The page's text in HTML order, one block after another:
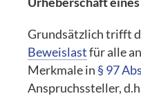
Grundsätzlich trifft
Beweislastfür alle
Merkmale in § 97
Anspruchssteller,